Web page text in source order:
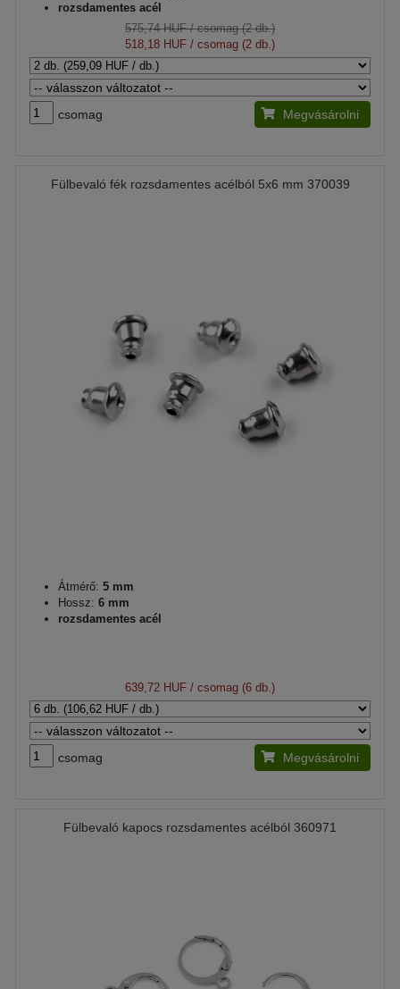
rozsdamentes acél
575,74 HUF/ csomag (2 db.)
518,18 HUF / csomag (2 db.)
csomag Megvásárolni
Fülbevaló fék rozsdamentes acélból 5x6 mm 370039
Átmérő: 5 mm
Hossz: 6 mm
rozsdamentes acél
639,72 HUF / csomag (6 db.)
csomag Megvásárolni
Fülbevaló kapocs rozsdamentes acélból 360971